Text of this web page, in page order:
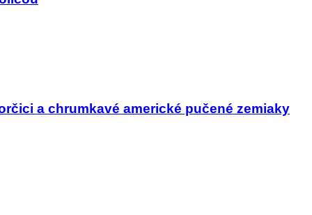
a chrumkavé americké pučené zemiaky